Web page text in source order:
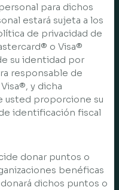
para dichos
estará sujeta a los
de privacidad de
o Visa®
su identidad por
responsable de
y dicha
usted proporcione su
identificación fiscal
donar puntos o
benéficas
dichos puntos o